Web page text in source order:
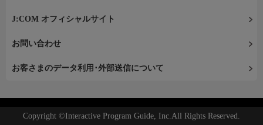
J:COM オフィシャルサイト
お問い合わせ
お客さまのデータ利用･外部送信について
Copyright ©Interactive Program Guide, Inc.All Rights Reserved.